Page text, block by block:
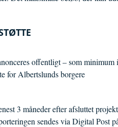
offentligt – som
for Albertslunds borgere
3 måneder efter afsluttet
sendes via Digital Post